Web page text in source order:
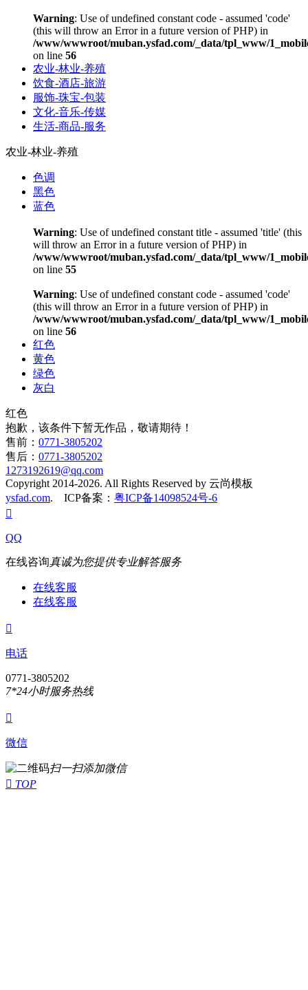
Warning: Use of undefined constant code - assumed 'code'
(this will throw an Error in a future version of PHP) in
/www/wwwroot/muban.ysfad.com/_data/tpl_www/
on line 56
农业-林业-养殖
饮食-酒店-旅游
服饰-珠宝-包装
文化-音乐-传媒
生活-商品-服务
农业-林业-养殖
色调
黑色
蓝色
Warning: Use of undefined constant title - assumed 'title' (this
will throw an Error in a future version of PHP) in
/www/wwwroot/muban.ysfad.com/_data/tpl_www/
on line 55
Warning: Use of undefined constant code - assumed 'code'
(this will throw an Error in a future version of PHP) in
/www/wwwroot/muban.ysfad.com/_data/tpl_www/
on line 56
红色
黄色
绿色
灰白
红色
抱歉，该条件下暂无作品，敬请期待！
售前： 0771-3805202
售后： 0771-3805202
1273192619@qq.com
Copyright 2014-2026. All Rights Reserved by 云尚模板
ysfad.com. ICP备案： 粤ICP备14098524号-6

QQ
在线咨询真诚为您提供专业解答服务
在线客服
在线客服

电话
0771-3805202
7*24小时服务热线

微信
扫一扫添加微信
 TOP